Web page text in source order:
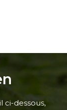
ci-dessous,